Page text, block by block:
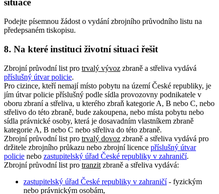
situace
Podejte písemnou žádost o vydání zbrojního průvodního listu na
předepsaném tiskopisu.
8. Na které instituci životní situaci řešit
Zbrojní průvodní list pro trvalý vývoz zbraně a střeliva vydává
příslušný útvar policie.
Pro cizince, kteří nemají místo pobytu na území České republiky, je
jím útvar policie příslušný podle sídla provozovny podnikatele v
oboru zbraní a střeliva, u kterého zbraň kategorie A, B nebo C, nebo
střelivo do této zbraně, bude zakoupena, nebo místa pobytu nebo
sídla právnické osoby, která je dosavadním vlastníkem zbraně
kategorie A, B nebo C nebo střeliva do této zbraně.
Zbrojní průvodní list pro trvalý dovoz zbraně a střeliva vydává pro
držitele zbrojního průkazu nebo zbrojní licence příslušný útvar
policie nebo zastupitelský úřad České republiky v zahraničí.
Zbrojní průvodní list pro tranzit zbraně a střeliva vydává:
zastupitelský úřad České republiky v zahraničí- fyzickým
nebo právnickým osobám,